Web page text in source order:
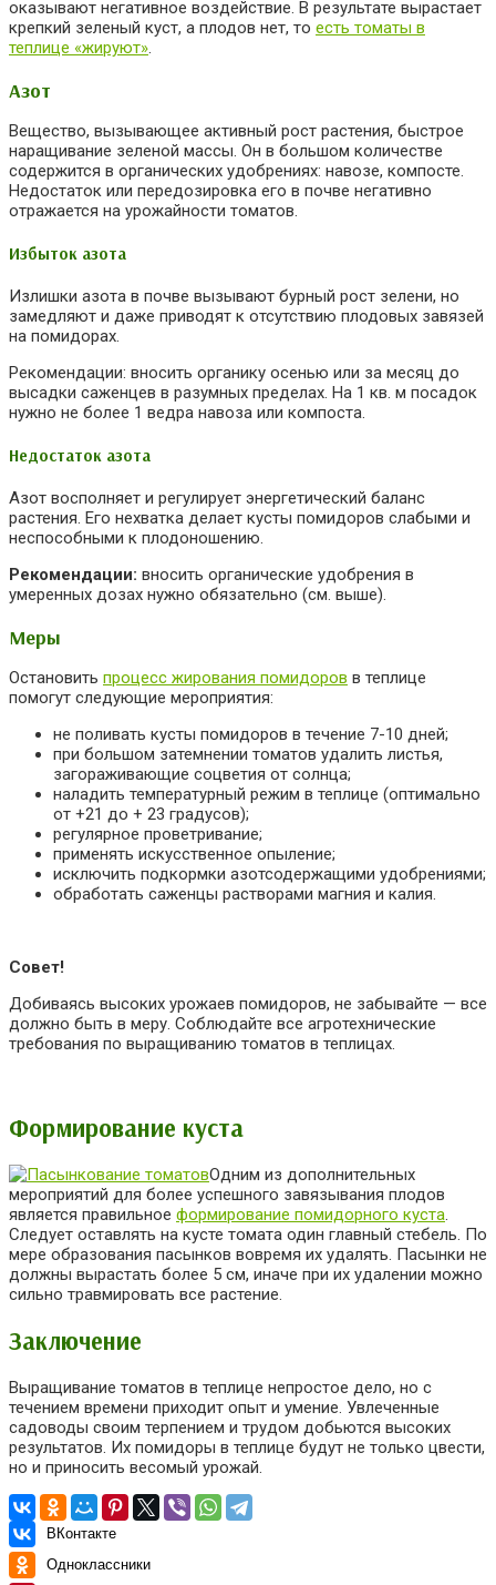
оказывают негативное воздействие. В результате вырастает
крепкий зеленый куст, а плодов нет, то есть томаты в
теплице «жируют».
Азот
Вещество, вызывающее активный рост растения, быстрое
наращивание зеленой массы. Он в большом количестве
содержится в органических удобрениях: навозе, компосте.
Недостаток или передозировка его в почве негативно
отражается на урожайности томатов.
Избыток азота
Излишки азота в почве вызывают бурный рост зелени, но
замедляют и даже приводят к отсутствию плодовых завязей
на помидорах.
Рекомендации: вносить органику осенью или за месяц до
высадки саженцев в разумных пределах. На 1 кв. м посадок
нужно не более 1 ведра навоза или компоста.
Недостаток азота
Азот восполняет и регулирует энергетический баланс
растения. Его нехватка делает кусты помидоров слабыми и
неспособными к плодоношению.
Рекомендации: вносить органические удобрения в
умеренных дозах нужно обязательно (см. выше).
Меры
Остановить процесс жирования помидоров в теплице
помогут следующие мероприятия:
не поливать кусты помидоров в течение 7-10 дней;
при большом затемнении томатов удалить листья,
загораживающие соцветия от солнца;
наладить температурный режим в теплице (оптимально
от +21 до + 23 градусов);
регулярное проветривание;
применять искусственное опыление;
исключить подкормки азотсодержащими удобрениями;
обработать саженцы растворами магния и калия.
Совет!
Добиваясь высоких урожаев помидоров, не забывайте — все
должно быть в меру. Соблюдайте все агротехнические
требования по выращиванию томатов в теплицах.
Формирование куста
Одним из дополнительных
мероприятий для более успешного завязывания плодов
является правильное формирование помидорного куста
Следует оставлять на кусте томата один главный стебель. По
мере образования пасынков вовремя их удалять. Пасынки не
должны вырастать более 5 см, иначе при их удалении можно
сильно травмировать все растение.
Заключение
Выращивание томатов в теплице непростое дело, но с
течением времени приходит опыт и умение. Увлеченные
садоводы своим терпением и трудом добьются высоких
результатов. Их помидоры в теплице будут не только цвести,
но и приносить весомый урожай.
ВКонтакте
Одноклассники